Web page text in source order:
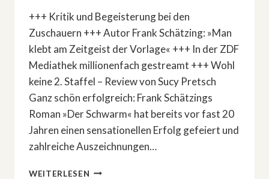
+++ Kritik und Begeisterung bei den
Zuschauern +++ Autor Frank Schätzing: »Man
klebt am Zeitgeist der Vorlage« +++ In der ZDF
Mediathek millionenfach gestreamt +++ Wohl
keine 2. Staffel – Review von Sucy Pretsch
Ganz schön erfolgreich: Frank Schätzings
Roman »Der Schwarm« hat bereits vor fast 20
Jahren einen sensationellen Erfolg gefeiert und
zahlreiche Auszeichnungen…
WEITERLESEN »DER